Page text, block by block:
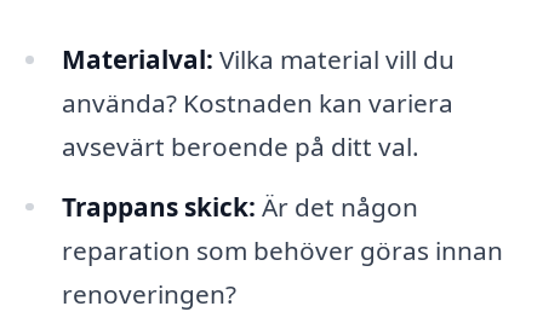
Materialval: Vilka material vill du
använda? Kostnaden kan variera
avsevärt beroende på ditt val.
Trappans skick: Är det någon
reparation som behöver göras innan
renoveringen?